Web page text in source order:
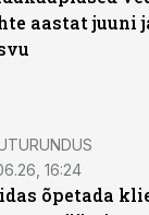
aastat juuni
16:24
õpetada